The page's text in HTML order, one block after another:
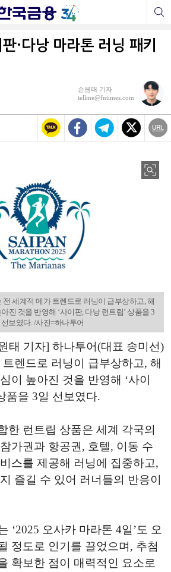
·다낭 마라톤 러닝 패키
손원태 기자
tellme@fntimes.com
세계적 메가 트렌드로 러닝이 급부상하고, 해
진 것을 반영해 ‘사이판, 다낭 런트립’ 상품을 3
선보였다. /사진=하나투어
태 기자] 하나투어(대표 송미선)
렌드로 러닝이 급부상하고, 해
이 높아진 것을 반영해 ‘사이
품을 3일 선보였다.
한 런트립 상품은 세계 각국의
가권과 항공권, 호텔, 이동 수
스를 제공해 러닝에 집중하고,
즐길 수 있어 러너들의 반응이
‘2025 오사카 마라톤 4일’도 오
정도로 인기를 끌었으며, 추첨
확보한 점이 매력적인 요소로